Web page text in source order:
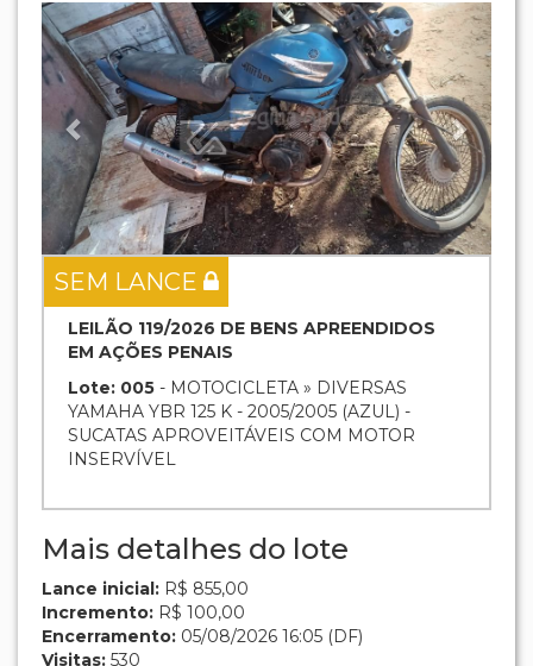
Previous Next
SEM LANCE
LEILÃO 119/2026 DE BENS APREENDIDOS
EM AÇÕES PENAIS
Lote: 005 - MOTOCICLETA » DIVERSAS
YAMAHA YBR 125 K - 2005/2005 (AZUL) -
SUCATAS APROVEITÁVEIS COM MOTOR
INSERVÍVEL
Mais detalhes do lote
Lance inicial: R$ 855,00
Incremento: R$ 100,00
Encerramento: 05/08/2026 16:05 (DF)
Visitas: 530